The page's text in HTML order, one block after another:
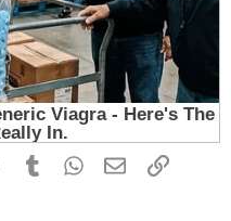
PinterestTumblrWhatsApp
EmailLink